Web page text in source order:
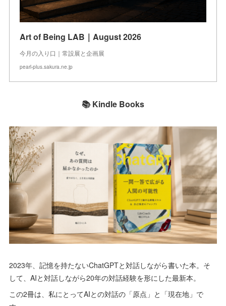
Art of Being LAB｜August 2026
今月の入り口｜常設展と企画展
pearl-plus.sakura.ne.jp
📚 Kindle Books
2023年、記憶を持たないChatGPTと対話しながら書いた本。そ
して、AIと対話しながら20年の対話経験を形にした最新本。
この2冊は、私にとってAIとの対話の「原点」と「現在地」で